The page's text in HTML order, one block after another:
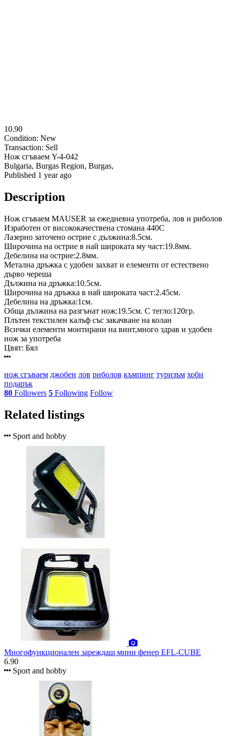
10.90
Condition: New
Transaction: Sell
Нож сгъваем Y-4-042
Bulgaria, Burgas Region, Burgas,
Published 1 year ago
Description
Нож сгъваем MAUSER за ежедневна употреба, лов и риболов
Изработен от висококачествена стомана 440С
Лазерно заточено острие с дължина:8.5см.
Широчина на острие в най широката му част:19.8мм.
Дебелина на острие:2.8мм.
Метална дръжка с удобен захват и елементи от естествено
дърво череша
Дължина на дръжка:10.5см.
Широчина на дръжка в най широката част:2.45см.
Дебелина на дръжка:1см.
Обща дължина на разгънат нож:19.5см. С тегло:120гр.
Плътен текстилен калъф със закачване на колан
Всички елементи монтирани на винт,много здрав и удобен
нож за употреба
Цвят: Бял
нож сгъваем джобен лов риболов къмпинг туризъм хоби
подарък
80 Followers 5 Following Follow
Related listings
Sport and hobby
Многофункционален зареждащ мини фенер EFL-CUBE
6.90
Sport and hobby